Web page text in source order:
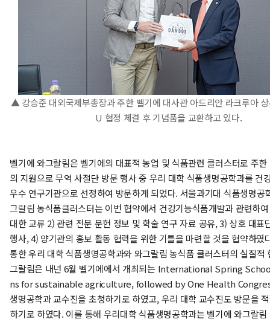
▲ 강승준 대외국제부총장과 주한 벨기에 대사관 아드리안 라크루아
U 협정 체결 후 기념품을 교환하고 있다.
벨기에 와그랄림은 벨기에의 대표적 농업 및 식품관련 클러스터로 주
의 지원으로 무역 사절단 방문 행사 중 우리 대학 식품생명공학과를 건
우수 연구기관으로 선정하여 방문하게 되었다. 서울과기대 식품생명공
그랄림 농식품클러스터는 이번 협약에서 건강기능식품개발과 관련하
대한 교류 2) 관련 전문 문헌 정보 및 학술 연구 자료 공유, 3) 상호 대표
행사, 4) 양기관의 홍보 활동 협력을 위한 기틀을 마련할 것을 협약하였
통한 우리 대학 식품생명공학과와 와그랄림 농식품 클러스터의 실질적
그랄림은 내년 6월 벨기에에서 개최되는 International Spring
ns for sustainable agriculture, followed by One Health
생명공학과 교수진을 초청하기로 하였고, 우리 대학 교수진도 방문을
하기로 하였다. 이를 통해 우리대학 식품생명공학과는 벨기에 와그랄